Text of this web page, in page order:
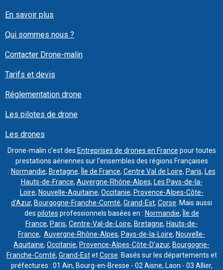
En savoir plus
Qui sommes nous ?
Contacter Drone-malin
Tarifs et devis
Réglementation drone
Les pilotes de drone
Les drones
Drone-malin c'est des Entreprises de drones en France pour toutes
prestations aériennes sur l'ensembles des régions Françaises
: Normandie, Bretagne, Île de France, Centre Val de Loire, Paris, Les
Hauts-de-France, Auvergne-Rhône-Alpes, Les Pays-de-la-
Loire, Nouvelle-Aquitaine, Occitanie, Provence-Alpes-Côte-
d’Azur, Bourgogne-Franche-Comté, Grand-Est, Corse . Mais aussi
des pilotes professionnels basées en : Normandie,
Île de
France, Paris, Centre-Val-de-Loire, Bretagne, Hauts-de-
France, Auvergne-Rhône-Alpes, Pays-de-la-Loire, Nouvelle-
Aquitaine, Occitanie, Provence-Alpes-Côte-D’azur, Bourgogne-
Franche-Comté, Grand-EstetCorse . Basés sur les départements et
préfectures : 01 Ain, Bourg-en-Bresse - 02 Aisne, Laon - 03 Allier,